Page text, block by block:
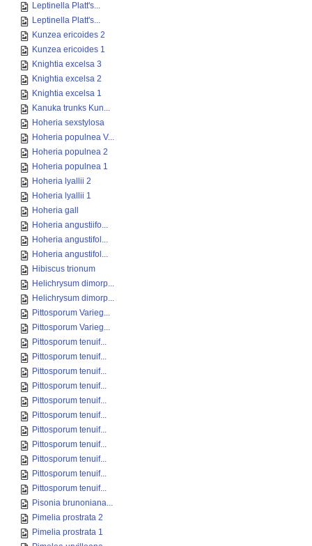
Leptinella Platt's...
Leptinella Platt's...
Kunzea ericoides 2
Kunzea ericoides 1
Knightia excelsa 3
Knightia excelsa 2
Knightia excelsa 1
Kanuka trunks Kun...
Hoheria sexstylosa
Hoheria populnea V...
Hoheria populnea 2
Hoheria populnea 1
Hoheria lyallii 2
Hoheria lyallii 1
Hoheria gall
Hoheria angustiifo...
Hoheria angustifol...
Hoheria angustifol...
Hibiscus trionum
Helichrysum dimorp...
Helichrysum dimorp...
Pittosporum Varieg...
Pittosporum Varieg...
Pittosporum tenuif...
Pittosporum tenuif...
Pittosporum tenuif...
Pittosporum tenuif...
Pittosporum tenuif...
Pittosporum tenuif...
Pittosporum tenuif...
Pittosporum tenuif...
Pittosporum tenuif...
Pittosporum tenuif...
Pittosporum tenuif...
Pisonia brunoniana...
Pimelia prostrata 2
Pimelia prostrata 1